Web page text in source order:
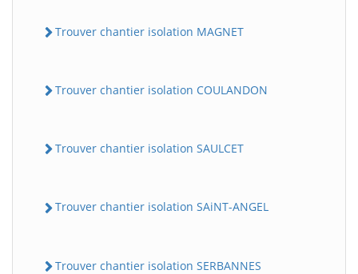
Trouver chantier isolation MAGNET
Trouver chantier isolation COULANDON
Trouver chantier isolation SAULCET
Trouver chantier isolation SAiNT-ANGEL
Trouver chantier isolation SERBANNES